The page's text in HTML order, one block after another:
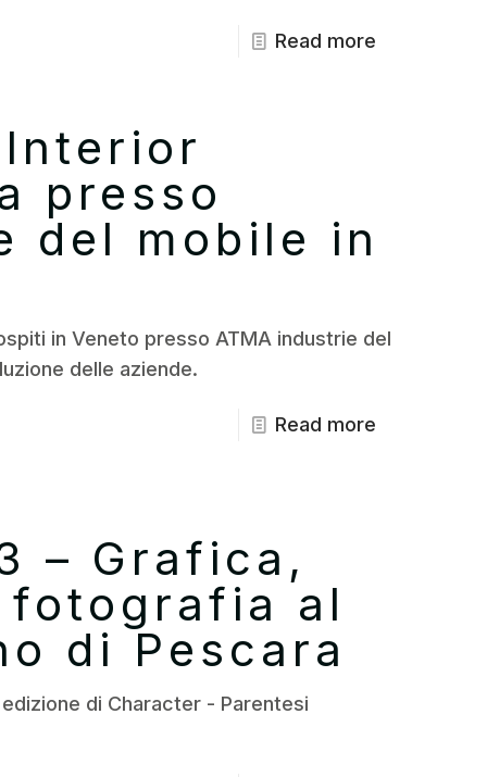
Read more
presso
del mobile in
in Veneto presso ATMA industrie del
delle aziende.
Read more
– Grafica,
al
di Pescara
di Character - Parentesi